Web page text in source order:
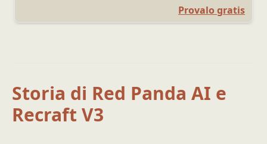
Provalo gratis
Storia di Red Panda AI e
Recraft V3